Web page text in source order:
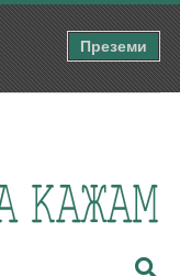
Преземи